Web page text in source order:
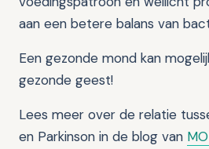
aan een betere balans van
Een gezonde mond kan
gezonde geest!
Lees meer over de relatie
en Parkinson in de blog van